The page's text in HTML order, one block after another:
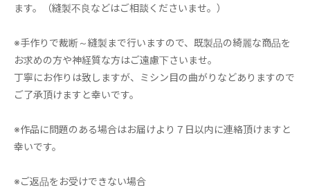
ます。（縫製不良などはご相談くださいませ。）
※手作りで裁断～縫製まで行いますので、既製品の綺麗な商品を
お求めの方や神経質な方はご遠慮下さいませ。
丁寧にお作りは致しますが、ミシン目の曲がりなどありますので
ご了承頂けますと幸いです。
※作品に問題のある場合はお届けより７日以内に連絡頂けますと
幸いです。
※ご返品をお受けできない場合